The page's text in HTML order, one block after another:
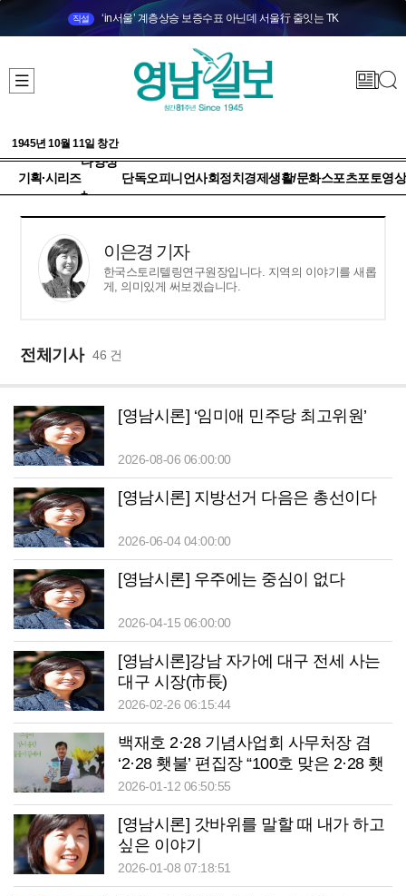
직설 ‘in서울’ 계층상승 보증수표 아닌데 서울行 줄잇는 TK
1945년 10월 11일 창간
기획·시리즈
다양성
+
단독오피니언사회정치 경제생활/문화스포츠포토영상
이은경 기자
한국스토리텔링연구원장입니다. 지역의 이야기를 새롭
게, 의미있게 써보겠습니다.
전체기사 46 건
[영남시론] ‘임미애 민주당 최고위원’
2026-08-06 06:00:00
[영남시론] 지방선거 다음은 총선이다
2026-06-04 04:00:00
[영남시론] 우주에는 중심이 없다
2026-04-15 06:00:00
[영남시론]강남 자가에 대구 전세 사는
대구 시장(市長)
2026-02-26 06:15:44
백재호 2·28 기념사업회 사무처장 겸
‘2·28 횃불’ 편집장 “100호 맞은 2·28 횃
불, 청년 목소리 담아내는 매체될 것”
2026-01-12 06:50:55
[영남시론] 갓바위를 말할 때 내가 하고
싶은 이야기
2026-01-08 07:18:51